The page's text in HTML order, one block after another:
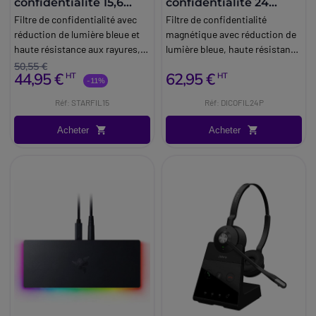
pouces
Filtre de confidentialité avec
réduction de lumière bleue et
haute résistance aux rayures,
compatible avec tous les
écrans de 15,6 pouces.
50,55 €
44,95 € HT -11%
Réf: STARFIL15
Acheter
pouces
Filtre de confidentialité
magnétique avec réduction de
lumière bleue, haute résistance
du tactile, compatible avec
62,95 € HT
Réf: DICOFIL24P
Acheter